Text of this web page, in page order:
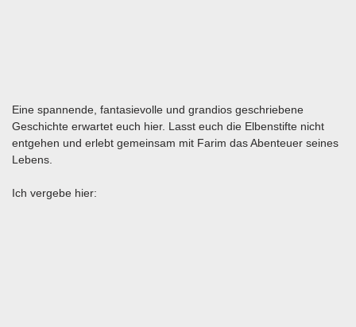
Eine spannende, fantasievolle und grandios geschriebene
Geschichte erwartet euch hier. Lasst euch die Elbenstifte nicht
entgehen und erlebt gemeinsam mit Farim das Abenteuer seines
Lebens.
Ich vergebe hier: